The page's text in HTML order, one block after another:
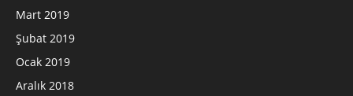
Mart 2019
Şubat 2019
Ocak 2019
Aralık 2018